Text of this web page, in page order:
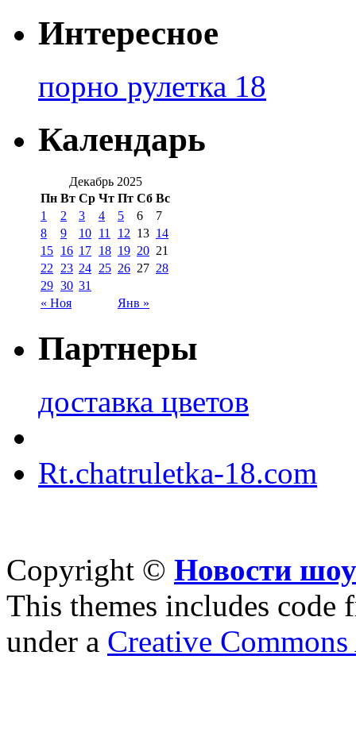
Интересное
порно рулетка 18
Календарь
Декабрь 2025
Пн Вт Ср Чт Пт Сб Вс
« Ноя Янв »
1 2 3 4 5 6
7
8
9 10 11 12 13 14
15 16 17 18 19 20 21
22
23 24 25 26 27 28
29 30 31
Партнеры
доставка цветов
Rt.chatruletka-18.com
Copyright © Новости
This themes includes code
under a Creative